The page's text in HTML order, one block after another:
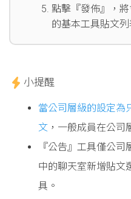
點擊『發佈』，
的基本工具貼文列
小提醒
當公司層級的設定為
文 ，一般成員在公司
『公告』工具僅公
中的聊天室新增貼文
具。